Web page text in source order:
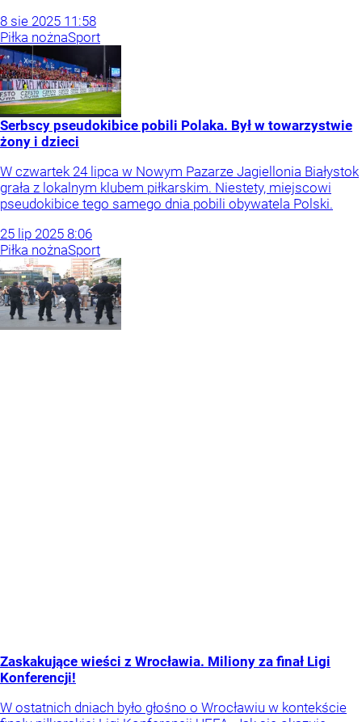
8 sie 2025 11:58
Piłka nożnaSport
Serbscy pseudokibice pobili Polaka. Był w towarzystwie
żony i dzieci
W czwartek 24 lipca w Nowym Pazarze Jagiellonia Białystok
grała z lokalnym klubem piłkarskim. Niestety, miejscowi
pseudokibice tego samego dnia pobili obywatela Polski.
25 lip 2025 8:06
Piłka nożnaSport
Zaskakujące wieści z Wrocławia. Miliony za finał Ligi
Konferencji!
W ostatnich dniach było głośno o Wrocławiu w kontekście